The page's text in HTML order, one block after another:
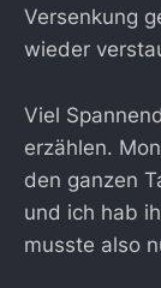
Versenkung
wieder
Viel
erzählen.
den ganzen
und ich hab
musste also